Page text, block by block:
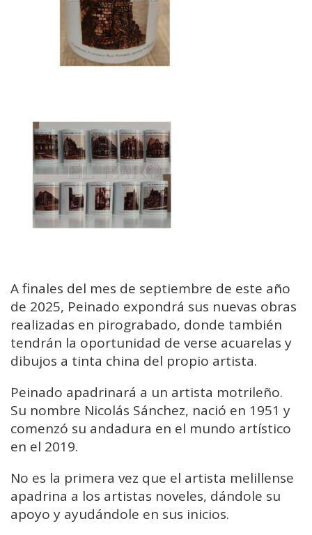
A finales del mes de septiembre de este año
de 2025, Peinado expondrá sus nuevas obras
realizadas en pirograbado, donde también
tendrán la oportunidad de verse acuarelas y
dibujos a tinta china del propio artista.
Peinado apadrinará a un artista motrileño.
Su nombre Nicolás Sánchez, nació en 1951 y
comenzó su andadura en el mundo artístico
en el 2019.
No es la primera vez que el artista melillense
apadrina a los artistas noveles, dándole su
apoyo y ayudándole en sus inicios.